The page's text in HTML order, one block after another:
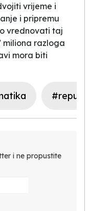
vrijeme i
i pripremu
vrednovati taj
miliona razloga
mora biti
i ne propustite